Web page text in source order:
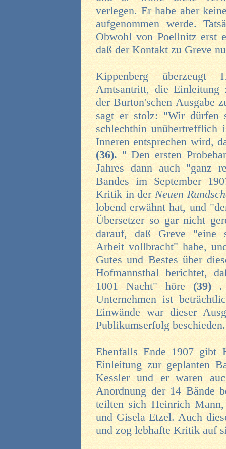
verlegen. Er habe aber
aufgenommen werde.
Obwohl von Poellnitz erst
daß der Kontakt zu Greve
Kippenberg überzeugt
Amtsantritt, die
der Burton'schen Ausgabe
sagt er stolz: "Wir dürfen
schlechthin unübertrefflich
Inneren entsprechen wird,
(36)." Den ersten
Jahres dann auch "ganz
Bandes im September
Kritik in derNeuen
lobend erwähnt hat, und
Übersetzer so gar nicht
darauf, daß Greve "eine
Arbeit vollbracht" habe,
Gutes und Bestes über
Hofmannsthal berichtet,
1001 Nacht" höre (39).
Unternehmen ist
Einwände war dieser
Publikumserfolg beschieden.
Ebenfalls Ende 1907 gibt
Einleitung zur geplanten
Kessler und er waren
Anordnung der 14 Bände
teilten sich Heinrich
und Gisela Etzel. Auch
und zog lebhafte Kritik auf